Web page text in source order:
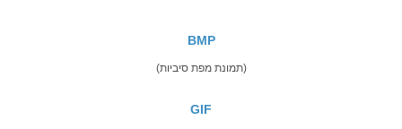
BMP
(תמונת מפת סיביות)
GIF